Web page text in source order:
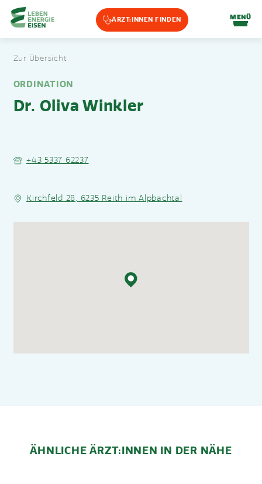
Zum Hauptinhalt springen
MENÜ
ÄRZT:INNEN FINDEN
Home-Eisencheck
Zur Übersicht
ORDINATION
Dr. Oliva Winkler
+43 5337 62237
Kirchfeld 28, 6235 Reith im Alpbachtal
ÄHNLICHE ÄRZT:INNEN IN DER NÄHE